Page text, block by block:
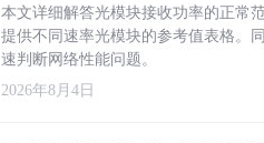
本文详细解答光模块接收功率的正常
提供不同速率光模块的参考值表格。
速判断网络性能问题。
2026年8月4日